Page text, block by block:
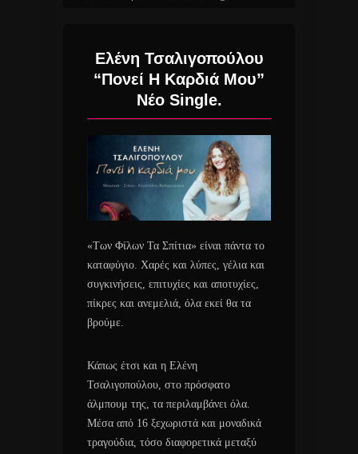
Ελένη Τσαλιγοπούλου
“Πονεί Η Καρδιά Μου”
Νέο Single.
«Των Φίλων Τα Σπίτια» είναι πάντα το
καταφύγιο. Χαρές και λύπες, γέλια και
συγκινήσεις, επιτυχίες και αποτυχίες,
πίκρες και ανεμελιά, όλα εκεί θα τα
βρούμε.
Κάπως έτσι και η Ελένη
Τσαλιγοπούλου, στο πρόσφατο
άλμπουμ της, τα περιλαμβάνει όλα.
Μέσα από 16 ξεχωριστά και μοναδικά
τραγούδια, τόσο διαφορετικά μεταξύ